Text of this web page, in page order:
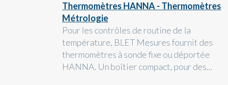
Thermomètres HANNA - Thermomètres
Métrologie
Pour les contrôles de routine de la
température, BLET Mesures fournit des
thermomètres à sonde fixe ou déportée
HANNA. Un boîtier compact, pour des...